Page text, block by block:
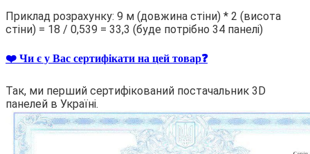
Приклад розрахунку: 9 м (довжина стіни) * 2 (висота
стіни) = 18 / 0,539 = 33,3 (буде потрібно 34 панелі)
❤️ Чи є у Вас сертифікати на цей товар❓
Так, ми перший сертифікований постачальник 3D
панелей в Україні.